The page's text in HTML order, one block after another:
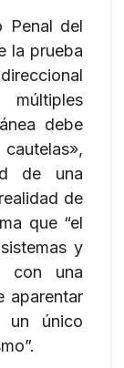
Penal del
la prueba
debe
de una
de
que “el
y
con una
aparentar
un único